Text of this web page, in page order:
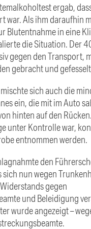
ergab,
war. Als ihm daraufhin
Blutentnahme in eine
die Situation. Der
gegen den Transport,
gebracht und
sich auch die
ein, die mit im Auto
hinten auf den
unter Kontrolle war,
entnommen werden.
den
sich nun wegen
gegen
und Beleidigung
wurde angezeigt –